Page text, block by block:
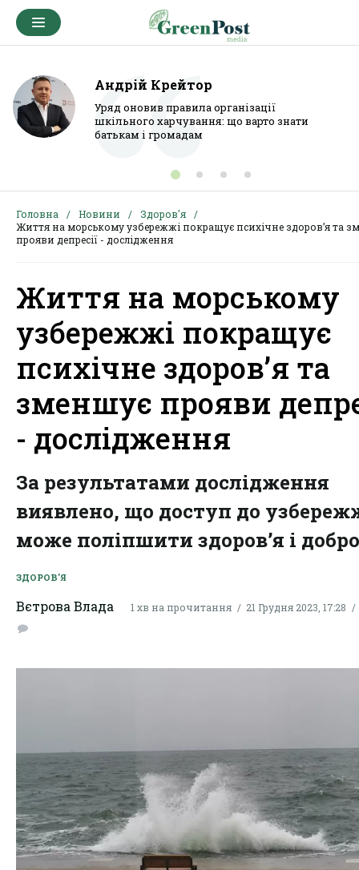
Андрій Крейтор
Уряд оновив правила організації
шкільного харчування: що варто знати
батькам і громадам
Головна Новини
Здоров'я
Життя на морському узбережжі покращує психічне здоров’я та
прояви депресії - дослідження
Життя на морському
узбережжі покращує
психічне здоров’я та
зменшує прояви
- дослідження
За результатами дослідження
виявлено, що доступ до
може поліпшити здоров’я і
ЗДОРОВ'Я
Вєтрова Влада 1 хв на прочитання 21 Грудня 2023, 17:28